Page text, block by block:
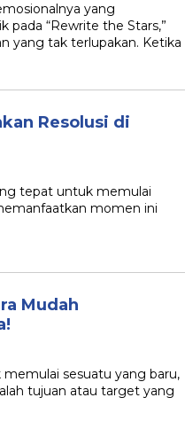
yang
“Rewrite the Stars,”
yang tak terlupakan. Ketika
Resolusi di
tepat untuk memulai
momen ini
Mudah
sesuatu yang baru,
tujuan atau target yang